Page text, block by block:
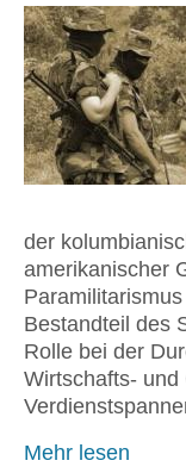
der
amerikanischer
Bestandteil des
Rolle bei der
Wirtschafts- und
Mehr lesen